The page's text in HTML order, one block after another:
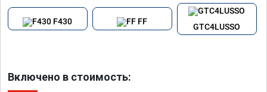
F430 FF
GTC4LUSSO
Включено в стоимость: